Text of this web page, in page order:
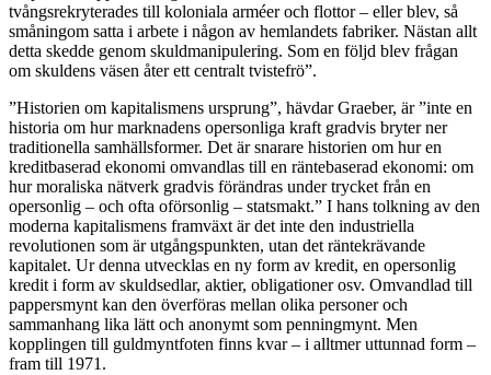
tvångsrekryterades till koloniala arméer och flottor – eller blev, så
småningom satta i arbete i någon av hemlandets fabriker. Nästan allt
detta skedde genom skuldmanipulering. Som en följd blev frågan
om skuldens väsen åter ett centralt tvistefrö”.
”Historien om kapitalismens ursprung”, hävdar Graeber, är ”inte en
historia om hur marknadens opersonliga kraft gradvis bryter ner
traditionella samhällsformer. Det är snarare historien om hur en
kreditbaserad ekonomi omvandlas till en räntebaserad ekonomi: om
hur moraliska nätverk gradvis förändras under trycket från en
opersonlig – och ofta oförsonlig – statsmakt.” I hans tolkning av den
moderna kapitalismens framväxt är det inte den industriella
revolutionen som är utgångspunkten, utan det räntekrävande
kapitalet. Ur denna utvecklas en ny form av kredit, en opersonlig
kredit i form av skuldsedlar, aktier, obligationer osv. Omvandlad till
pappersmynt kan den överföras mellan olika personer och
sammanhang lika lätt och anonymt som penningmynt. Men
kopplingen till guldmyntfoten finns kvar – i alltmer uttunnad form –
fram till 1971.